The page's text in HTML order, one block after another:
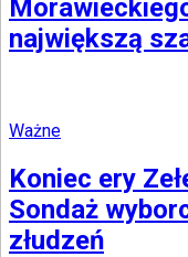
największą
Ważne
Koniec ery
Sondaż
złudzeń